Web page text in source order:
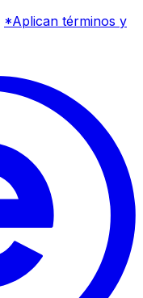
*Aplican términos y